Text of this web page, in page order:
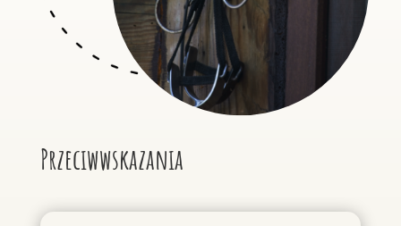
Przeciwwskazania